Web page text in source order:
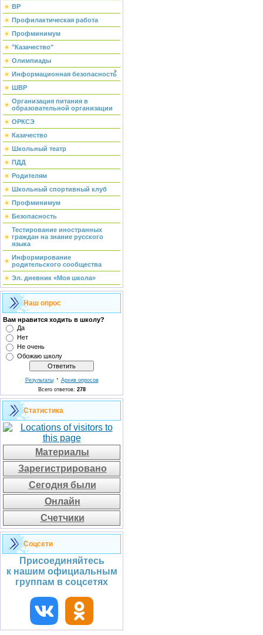
ВР
Профилактическая работа
Профминимум
"Казачество"
Олимпиады
Информационная безопасность
ШВР
Организация питания в
образовательной организации
ОРКСЭ
Казачество
Школьный театр
ПДД
Родителям
Школьный спортивный клуб
Профминимум
Безопасность
Тестирование иностранных
граждан на знание русского
языка
Информирование
родительского сообщества
Эл. дневник «Моя школа»
Наш опрос
Вам нравится ходить в школу?
Да
Нет
Не очень
Обожаю школу
Результаты· Архив опросов
Всего ответов: 278
Статистика
Материалы
Зарегистрировано
Сегодня были
Онлайн
Счетчики
Соцсети
Присоединяйтесь
к нашим официальным
группам в соцсетях